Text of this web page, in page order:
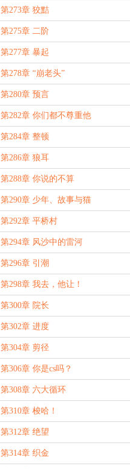
第273章 狡黠
第275章 二阶
第277章 暴起
第278章 “崩老头”
第280章 预言
第282章 你们都不尊重他
第284章 整顿
第286章 狼耳
第288章 你说的不算
第290章 少年、故事与猫
第292章 平桥村
第294章 风沙中的雷河
第296章 引潮
第298章 我去，他让！
第300章 院长
第302章 进度
第304章 剪径
第306章 你是cs吗？
第308章 六大循环
第310章 梭哈！
第312章 绝望
第314章 织金